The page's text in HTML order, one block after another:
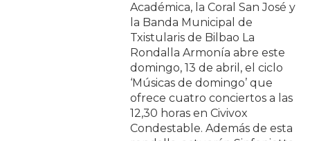
Académica, la Coral San José y
la Banda Municipal de
Txistularis de Bilbao La
Rondalla Armonía abre este
domingo, 13 de abril, el ciclo
‘Músicas de domingo’ que
ofrece cuatro conciertos a las
12,30 horas en Civivox
Condestable. Además de esta